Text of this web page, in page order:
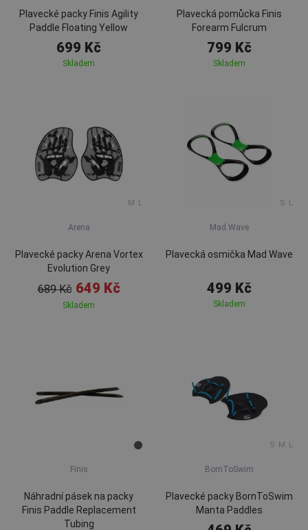
Plavecké packy Finis Agility
Paddle Floating Yellow
699 Kč
Skladem
Plavecká pomůcka Finis
Forearm Fulcrum
799 Kč
Skladem
M L
Arena
Plavecké packy Arena Vortex
Evolution Grey
689 Kč 649 Kč
Skladem
S L
Mad Wave
Plavecká osmička Mad Wave
499 Kč
Skladem
Finis
Náhradní pásek na packy
Finis Paddle Replacement
Tubing
S M L
BornToSwim
Plavecké packy BornToSwim
Manta Paddles